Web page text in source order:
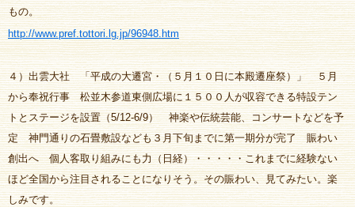
もの。
http://www.pref.tottori.lg.jp/96948.htm
４）出雲大社 「平成の大遷宮・（５月１０日に本殿遷座祭）」 ５月
から奉祝行事 松並木参道東側広場に１５００人が収容できる特設テン
トとステージを設置（5/12-6/9） 神楽や伝統芸能、コンサートなどを予
定 神門通りの石畳敷設なども３月下旬までに第一期分が完了 賑わい
創出へ 個人客取り組みにも力（日経）・・・・・これまでに経験ない
ほど全国から注目されることになりそう。その賑わい、見てみたい。楽
しみです。